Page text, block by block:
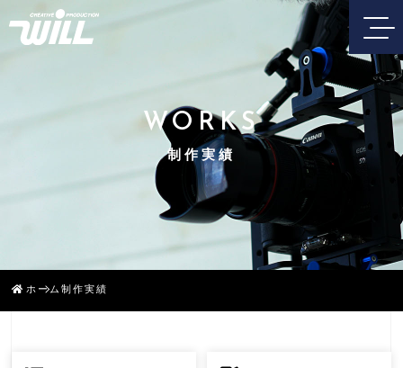
WORKS
制作実績
ホーム制作実績